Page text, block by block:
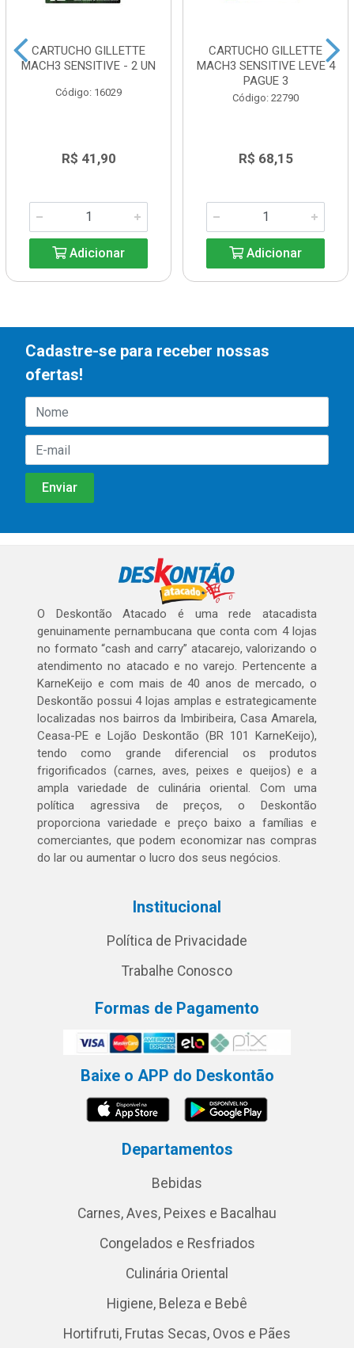
CARTUCHO GILLETTE
MACH3 SENSITIVE - 2 UN
Código: 16029
R$ 41,90
Adicionar
CARTUCHO GILLETTE
MACH3 SENSITIVE LEVE 4
PAGUE 3
Código: 22790
R$ 68,15
Adicionar
Cadastre-se para receber nossas
ofertas!
O Deskontão Atacado é uma rede atacadista
genuinamente pernambucana que conta com 4 lojas
no formato “cash and carry” atacarejo, valorizando o
atendimento no atacado e no varejo. Pertencente a
KarneKeijo e com mais de 40 anos de mercado, o
Deskontão possui 4 lojas amplas e estrategicamente
localizadas nos bairros da Imbiribeira, Casa Amarela,
Ceasa-PE e Lojão Deskontão (BR 101 KarneKeijo),
tendo como grande diferencial os produtos
frigorificados (carnes, aves, peixes e queijos) e a
ampla variedade de culinária oriental. Com uma
política agressiva de preços, o Deskontão
proporciona variedade e preço baixo a famílias e
comerciantes, que podem economizar nas compras
do lar ou aumentar o lucro dos seus negócios.
Institucional
Política de Privacidade
Trabalhe Conosco
Formas de Pagamento
Baixe o APP do Deskontão
Departamentos
Bebidas
Carnes, Aves, Peixes e Bacalhau
Congelados e Resfriados
Culinária Oriental
Higiene, Beleza e Bebê
Hortifruti, Frutas Secas, Ovos e Pães